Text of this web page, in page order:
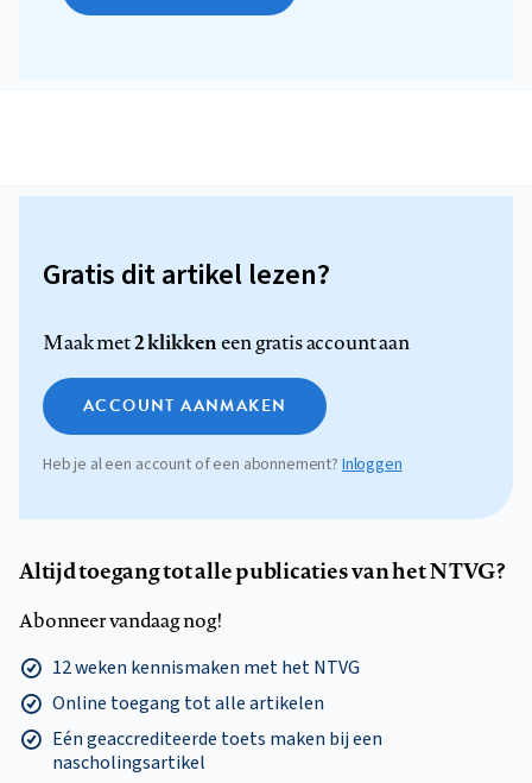
Gratis dit artikel lezen?
Maak met2 klikkeneen gratis account aan
ACCOUNT AANMAKEN
Heb je al een account of een abonnement? Inloggen
Altijd toegang tot alle publicaties van het NTVG?
Abonneer vandaag nog!
12 weken kennismaken met het NTVG
Online toegang tot alle artikelen
Eén geaccrediteerde toets maken bij een
nascholingsartikel